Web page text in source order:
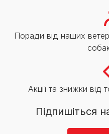
Поради від наших
Акції та знижки від
Підпишіться